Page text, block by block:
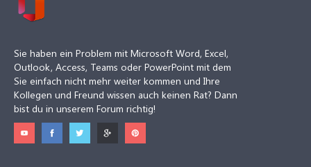
Sie haben ein Problem mit Microsoft Word, Excel,
Outlook, Access, Teams oder PowerPoint mit dem
Sie einfach nicht mehr weiter kommen und Ihre
Kollegen und Freund wissen auch keinen Rat? Dann
bist du in unserem Forum richtig!